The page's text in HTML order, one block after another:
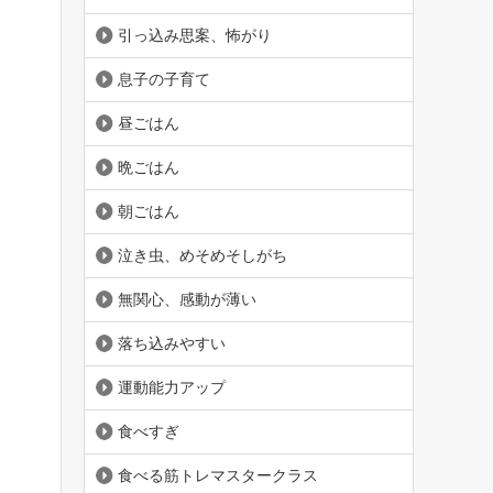
引っ込み思案、怖がり
息子の子育て
昼ごはん
晩ごはん
朝ごはん
泣き虫、めそめそしがち
無関心、感動が薄い
落ち込みやすい
運動能力アップ
食べすぎ
食べる筋トレマスタークラス